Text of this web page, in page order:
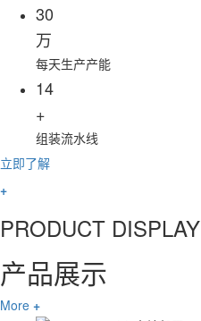
30
万
每天生产产能
14
+
组装流水线
立即了解
+
PRODUCT DISPLAY
产品展示
More +